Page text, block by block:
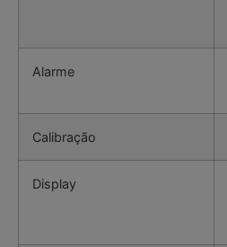
Alarme
Calibração
Display